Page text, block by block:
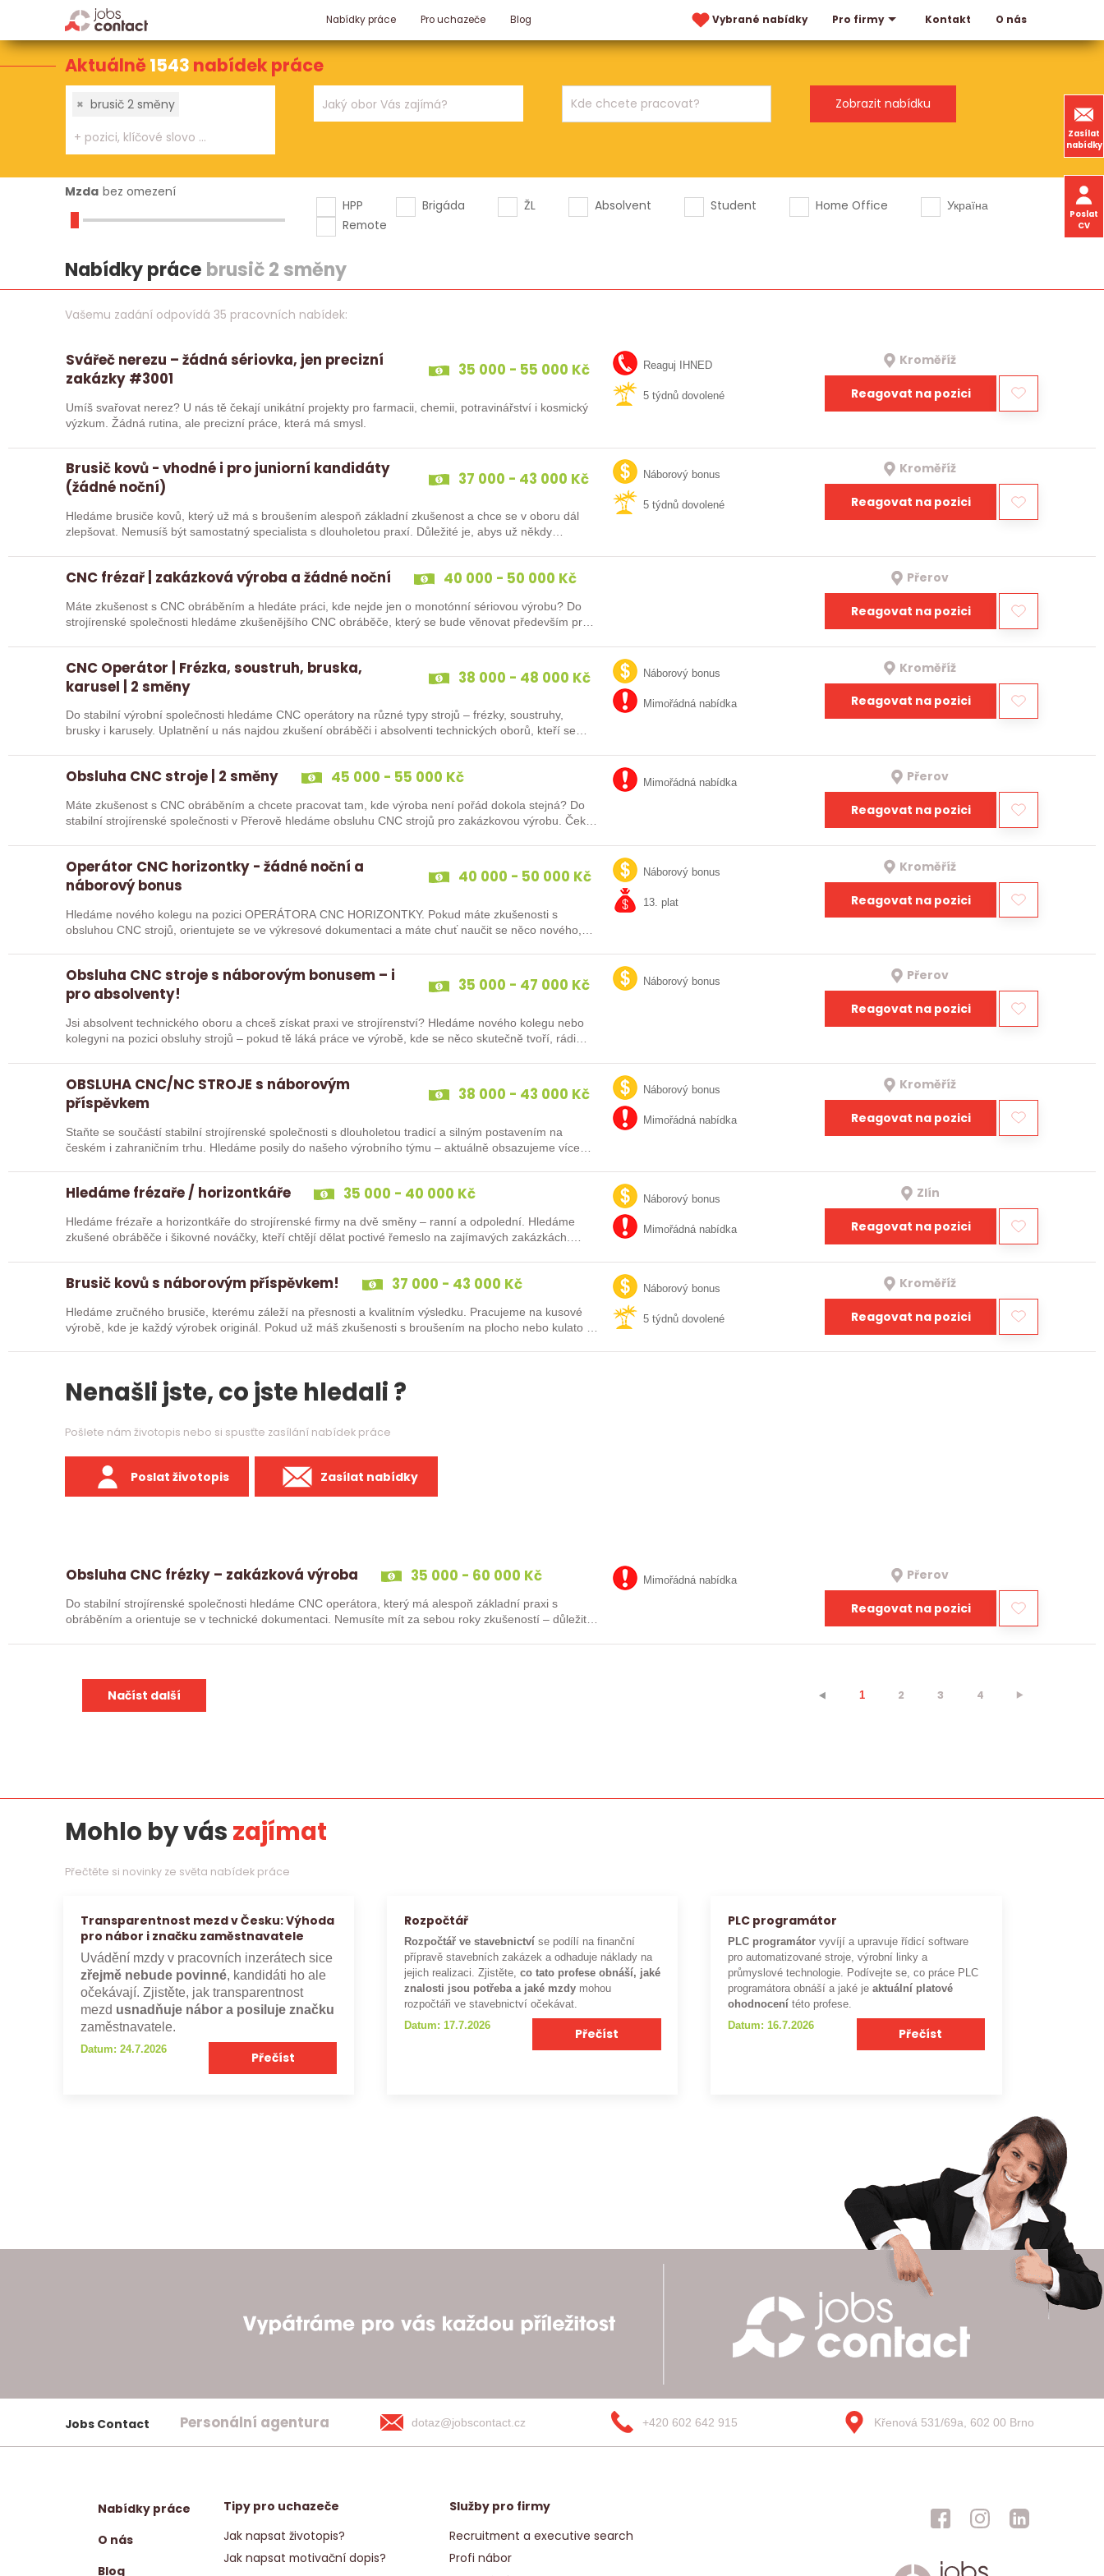
Nabídky práce Pro uchazeče Blog Vybrané nabídky Pro firmy Kontakt O nás
Zasílat
nabídky
Poslat
CV
Aktuálně1543 nabídek práce
× brusič 2 směny
Mzda bez omezení
HPP
Brigáda ŽL Absolvent Student Home Office
Україна
Remote
Nabídky práce brusič 2 směny
Vašemu zadání odpovídá 35 pracovních nabídek:
Svářeč nerezu – žádná sériovka, jen precizní
zakázky #3001
35 000 - 55 000 Kč
Umíš svařovat nerez? U nás tě čekají unikátní projekty pro farmacii, chemii, potravinářství i kosmický
výzkum. Žádná rutina, ale precizní práce, která má smysl.
Reaguj IHNED
5 týdnů dovolené
Kroměříž
Reagovat na pozici
Brusič kovů - vhodné i pro juniorní kandidáty
(žádné noční)
37 000 - 43 000 Kč
Hledáme brusiče kovů, který už má s broušením alespoň základní zkušenost a chce se v oboru dál
zlepšovat. Nemusíš být samostatný specialista s dlouholetou praxí. Důležité je, abys už někdy
Náborový bonus
5 týdnů dovolené
Kroměříž
Reagovat na pozici
CNC frézař | zakázková výroba a žádné noční 40 000 - 50 000 Kč
Máte zkušenost s CNC obráběním a hledáte práci, kde nejde jen o monotónní sériovou výrobu? Do
strojírenské společnosti hledáme zkušenějšího CNC obráběče, který se bude věnovat především práci
Přerov
Reagovat na pozici
CNC Operátor | Frézka, soustruh, bruska,
karusel | 2 směny
38 000 - 48 000 Kč
Do stabilní výrobní společnosti hledáme CNC operátory na různé typy strojů – frézky, soustruhy,
brusky i karusely. Uplatnění u nás najdou zkušení obráběči i absolventi technických oborů, kteří se…
Náborový bonus
Mimořádná nabídka
Kroměříž
Reagovat na pozici
Obsluha CNC stroje | 2 směny 45 000 - 55 000 Kč
Máte zkušenost s CNC obráběním a chcete pracovat tam, kde výroba není pořád dokola stejná? Do
stabilní strojírenské společnosti v Přerově hledáme obsluhu CNC strojů pro zakázkovou výrobu. Čeká
Mimořádná nabídka Přerov
Reagovat na pozici
Operátor CNC horizontky - žádné noční a
náborový bonus
40 000 - 50 000 Kč
Hledáme nového kolegu na pozici OPERÁTORA CNC HORIZONTKY. Pokud máte zkušenosti s
obsluhou CNC strojů, orientujete se ve výkresové dokumentaci a máte chuť naučit se něco nového,
Náborový bonus
13. plat
Kroměříž
Reagovat na pozici
Obsluha CNC stroje s náborovým bonusem – i
pro absolventy!
35 000 - 47 000 Kč
Jsi absolvent technického oboru a chceš získat praxi ve strojírenství? Hledáme nového kolegu nebo
kolegyni na pozici obsluhy strojů – pokud tě láká práce ve výrobě, kde se něco skutečně tvoří, rádi…
Náborový bonus Přerov
Reagovat na pozici
OBSLUHA CNC/NC STROJE s náborovým
příspěvkem
38 000 - 43 000 Kč
Staňte se součástí stabilní strojírenské společnosti s dlouholetou tradicí a silným postavením na
českém i zahraničním trhu. Hledáme posily do našeho výrobního týmu – aktuálně obsazujeme více
Náborový bonus
Mimořádná nabídka
Kroměříž
Reagovat na pozici
Hledáme frézaře / horizontkáře 35 000 - 40 000 Kč
Hledáme frézaře a horizontkáře do strojírenské firmy na dvě směny – ranní a odpolední. Hledáme
zkušené obráběče i šikovné nováčky, kteří chtějí dělat poctivé řemeslo na zajímavých zakázkách.
Náborový bonus
Mimořádná nabídka
Zlín
Reagovat na pozici
Brusič kovů s náborovým příspěvkem! 37 000 - 43 000 Kč
Hledáme zručného brusiče, kterému záleží na přesnosti a kvalitním výsledku. Pracujeme na kusové
výrobě, kde je každý výrobek originál. Pokud už máš zkušenosti s broušením na plocho nebo kulato –
Náborový bonus
5 týdnů dovolené
Kroměříž
Reagovat na pozici
Nenašli jste, co jste hledali ?
Pošlete nám životopis nebo si spusťte zasílání nabídek práce
Poslat životopis Zasílat nabídky
Obsluha CNC frézky – zakázková výroba 35 000 - 60 000 Kč
Do stabilní strojírenské společnosti hledáme CNC operátora, který má alespoň základní praxi s
obráběním a orientuje se v technické dokumentaci. Nemusíte mít za sebou roky zkušeností – důležité
Mimořádná nabídka Přerov
Reagovat na pozici
Načíst další ⯇ 1 2 3 4 ⯈
Mohlo by vászajímat
Přečtěte si novinky ze světa nabídek práce
Transparentnost mezd v Česku: Výhoda
pro nábor i značku zaměstnavatele
Uvádění mzdy v pracovních inzerátech sice
zřejmě nebude povinné, kandidáti ho ale
očekávají. Zjistěte, jak transparentnost
mezd usnadňuje nábor a posiluje značku
zaměstnavatele.
Datum: 24.7.2026
Přečíst
Rozpočtář
Rozpočtář ve stavebnictví se podílí na finanční
přípravě stavebních zakázek a odhaduje náklady na
jejich realizaci. Zjistěte,co tato profese obnáší, jaké
znalosti jsou potřeba a jaké mzdy mohou
rozpočtáři ve stavebnictví očekávat.
Datum: 17.7.2026
Přečíst
PLC programátor
PLC programátor vyvíjí a upravuje řídicí software
pro automatizované stroje, výrobní linky a
průmyslové technologie. Podívejte se, co práce PLC
programátora obnáší a jaké je aktuální platové
ohodnocení této profese.
Datum: 16.7.2026
Přečíst
Jobs Contact Personální agentura dotaz@jobscontact.cz +420 602 642 915 Křenová 531/69a, 602 00 Brno
Nabídky práce
O nás
Blog
Tipy pro uchazeče
Jak napsat životopis?
Jak napsat motivační dopis?
Služby pro firmy
Recruitment a executive search
Profi nábor